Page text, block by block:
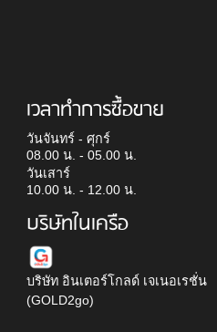
เวลาทำการซื้อขาย
วันจันทร์ - ศุกร์
08.00 น. - 05.00 น.
วันเสาร์
10.00 น. - 12.00 น.
บริษัทในเครือ
บริษัท อินเตอร์โกลด์ เจเนอเรชั่น
(GOLD2go)